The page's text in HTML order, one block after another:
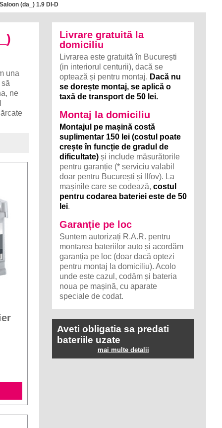
(da_) 1.9 DI-D
una
ne
Livrare gratuită la
domiciliu
Livrarea este gratuită în București
(in interiorul centurii), dacă se
optează și pentru montaj. Dacă nu
se dorește montaj, se aplică o
taxă de transport de 50 lei.
Montaj la domiciliu
Montajul pe mașină costă
suplimentar 150 lei (costul poate
crește în funcție de gradul de
dificultate) și include măsurătorile
pentru garanție (* serviciu valabil
doar pentru București și Ilfov). La
mașinile care se codează,costul
pentru codarea bateriei este de 50
lei.
Garanție pe loc
Suntem autorizați R.A.R. pentru
montarea bateriilor auto și acordăm
garanția pe loc (doar dacă optezi
pentru montaj la domiciliu). Acolo
unde este cazul, codăm și bateria
noua pe mașină, cu aparate
speciale de codat.
Aveti obligatia sa predati
bateriile uzate
mai multe detalii